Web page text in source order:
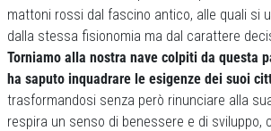
mattoni rossi dal fascino antico, alle quali si
dalla stessa fisionomia ma dal carattere
Torniamo alla nostra nave colpiti da questa
ha saputo inquadrare le esigenze dei suoi
trasformandosi senza però rinunciare alla
respira un senso di benessere e di sviluppo,